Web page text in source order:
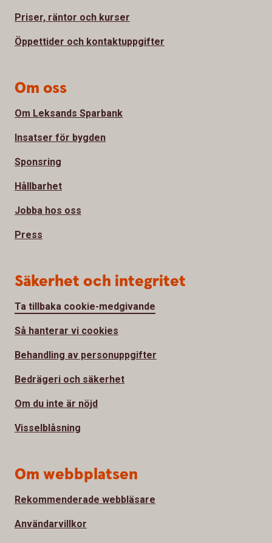
Priser, räntor och kurser
Öppettider och kontaktuppgifter
Om oss
Om Leksands Sparbank
Insatser för bygden
Sponsring
Hållbarhet
Jobba hos oss
Press
Säkerhet och integritet
Ta tillbaka cookie-medgivande
Så hanterar vi cookies
Behandling av personuppgifter
Bedrägeri och säkerhet
Om du inte är nöjd
Visselblåsning
Om webbplatsen
Rekommenderade webbläsare
Användarvillkor